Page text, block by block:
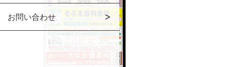
お問い合わせ